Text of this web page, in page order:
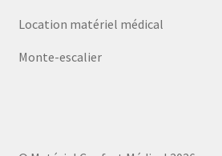
Location matériel médical
Monte-escalier